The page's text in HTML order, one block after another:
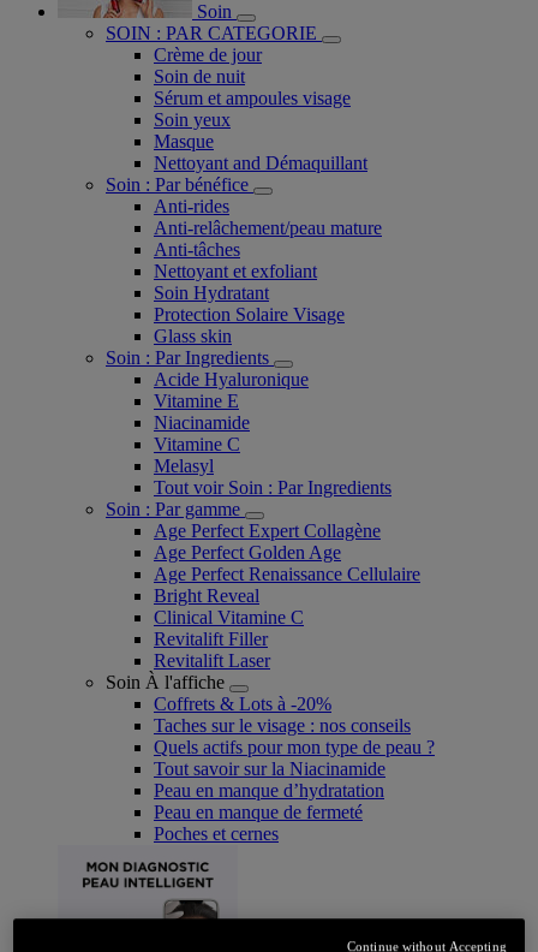
Soin
SOIN : PAR CATEGORIE
Crème de jour
Soin de nuit
Sérum et ampoules visage
Soin yeux
Masque
Nettoyant and Démaquillant
Soin : Par bénéfice
Anti-rides
Anti-relâchement/peau mature
Anti-tâches
Nettoyant et exfoliant
Soin Hydratant
Protection Solaire Visage
Glass skin
Soin : Par Ingredients
Acide Hyaluronique
Vitamine E
Niacinamide
Vitamine C
Melasyl
Tout voir Soin : Par Ingredients
Soin : Par gamme
Age Perfect Expert Collagène
Age Perfect Golden Age
Age Perfect Renaissance Cellulaire
Bright Reveal
Clinical Vitamine C
Revitalift Filler
Revitalift Laser
Soin À l'affiche
Coffrets & Lots à -20%
Taches sur le visage : nos conseils
Quels actifs pour mon type de peau ?
Tout savoir sur la Niacinamide​
Peau en manque d’hydratation
Peau en manque de fermeté
Poches et cernes
Continue without Accepting